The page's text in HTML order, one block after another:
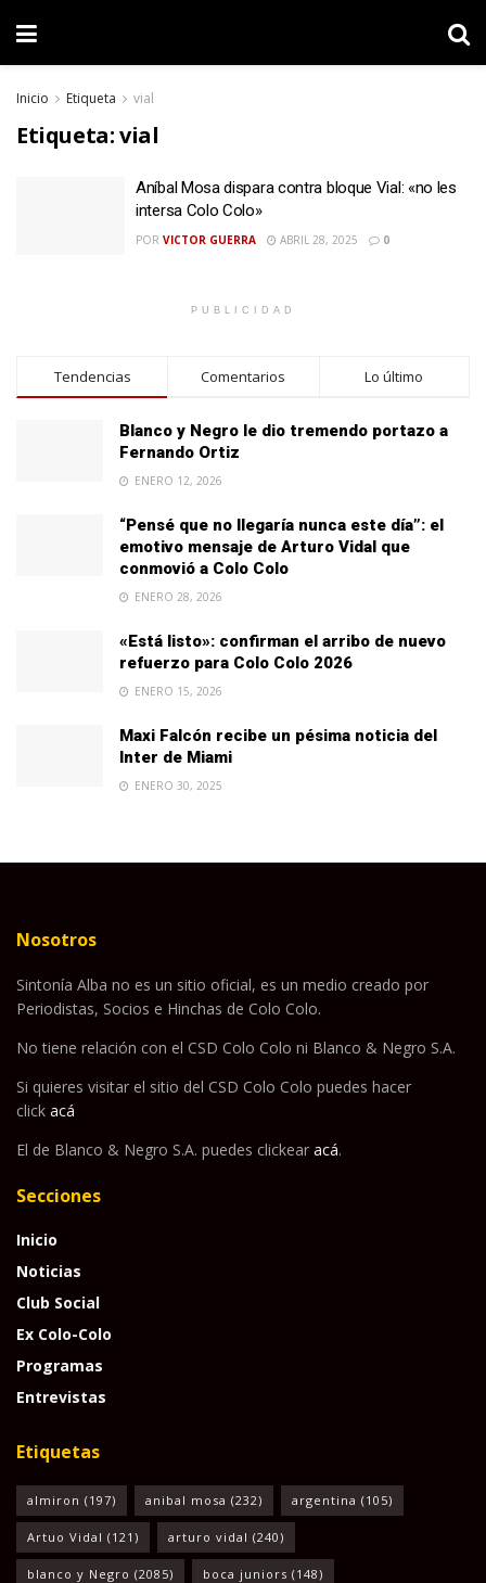
Inicio Etiqueta vial
Etiqueta:vial
Aníbal Mosa dispara contra bloque Vial: «no les
intersa Colo Colo»
POR VICTOR GUERRA ABRIL 28, 2025 0
PUBLICIDAD
Tendencias Comentarios Lo último
Blanco y Negro le dio tremendo portazo a
Fernando Ortiz
ENERO 12, 2026
“Pensé que no llegaría nunca este día”: el
emotivo mensaje de Arturo Vidal que
conmovió a Colo Colo
ENERO 28, 2026
«Está listo»: confirman el arribo de nuevo
refuerzo para Colo Colo 2026
ENERO 15, 2026
Maxi Falcón recibe un pésima noticia del
Inter de Miami
ENERO 30, 2025
Nosotros
Sintonía Alba no es un sitio oficial, es un medio creado por
Periodistas, Socios e Hinchas de Colo Colo.
No tiene relación con el CSD Colo Colo ni Blanco & Negro S.A.
Si quieres visitar el sitio del CSD Colo Colo puedes hacer
click acá
El de Blanco & Negro S.A. puedes clickear acá.
Secciones
Inicio
Noticias
Club Social
Ex Colo-Colo
Programas
Entrevistas
Etiquetas
almiron (197) anibal mosa (232) argentina (105)
Artuo Vidal (121) arturo vidal (240)
blanco y Negro (2085) boca juniors (148)